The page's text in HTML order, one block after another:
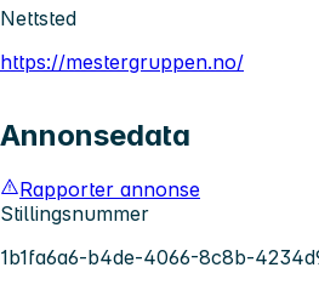
Nettsted
https://mestergruppen.no/
Annonsedata
Rapporter annonse
Stillingsnummer
1b1fa6a6-b4de-4066-8c8b-